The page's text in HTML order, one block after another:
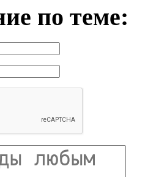
по теме: